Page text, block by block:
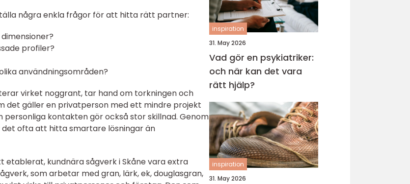
några enkla frågor för att hitta rätt partner:
profiler?
användningsområden?
virket noggrant, tar hand om torkningen och
det gäller en privatperson med ett mindre projekt
kontakten gör också stor skillnad. Genom
ofta att hitta smartare lösningar än
etablerat, kundnära sågverk i Skåne vara extra
som arbetar med gran, lärk, ek, douglasgran,
inspiration
31. May 2026
Vad gör en psykiatriker:
och när kan det vara
rätt hjälp?
inspiration
31. May 2026